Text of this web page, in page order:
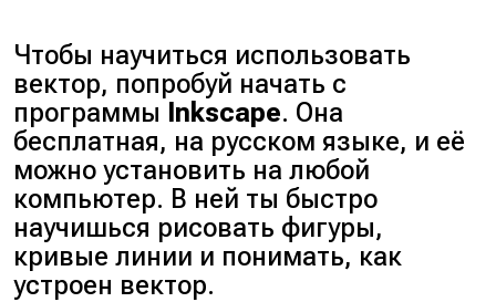
Чтобы научиться использовать
вектор, попробуй начать с
программы Inkscape. Она
бесплатная, на русском языке, и её
можно установить на любой
компьютер. В ней ты быстро
научишься рисовать фигуры,
кривые линии и понимать, как
устроен вектор.